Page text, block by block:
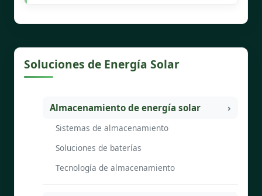
Soluciones de Energía Solar
Almacenamiento de energía solar
Sistemas de almacenamiento
Soluciones de baterías
Tecnología de almacenamiento